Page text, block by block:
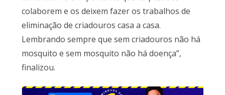
colaborem e os deixem fazer os trabalhos de
eliminação de criadouros casa a casa.
Lembrando sempre que sem criadouros não há
mosquito e sem mosquito não há doença”,
finalizou.